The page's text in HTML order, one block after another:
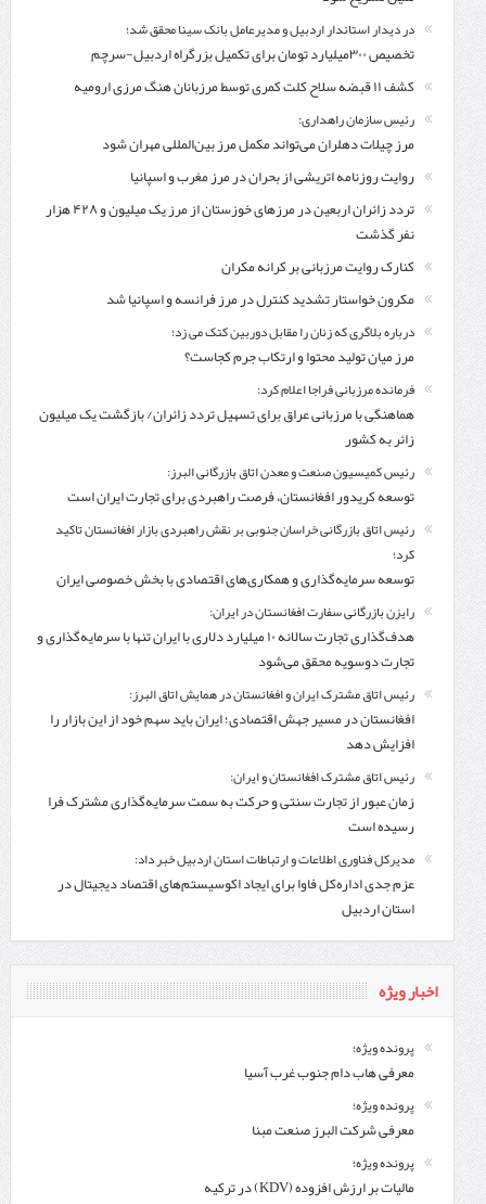
در دیدار استاندار اردبیل و مدیرعامل بانک سینا محقق شد؛
تخصیص ۳۰۰میلیارد تومان برای تکمیل بزرگراه اردبیل-سرچم
کشف ۱۱ قبضه سلاح کلت کمری توسط مرزبانان هنگ مرزی ارومیه
رئیس سازمان راهداری:
مرز چیلات دهلران می‌تواند مکمل مرز بین‌المللی مهران شود
روایت روزنامه اتریشی از بحران در مرز مغرب و اسپانیا
تردد زائران اربعین در مرزهای خوزستان از مرز یک میلیون و ۴۲۸ هزار
نفر گذشت
کنارک روایت مرزبانی بر کرانه مکران
مکرون خواستار تشدید کنترل‌ در مرز فرانسه و اسپانیا شد
درباره بلاگری که زنان را مقابل دوربین کتک می زد؛
مرز میان تولید محتوا و ارتکاب جرم کجاست؟
فرمانده مرزبانی فراجا اعلام کرد:
هماهنگی با مرزبانی عراق برای تسهیل تردد زائران/ بازگشت یک میلیون
زائر به کشور
رئیس کمیسیون صنعت و معدن اتاق بازرگانی البرز:
توسعه کریدور افغانستان، فرصت راهبردی برای تجارت ایران است
رئیس اتاق بازرگانی خراسان جنوبی بر نقش راهبردی بازار افغانستان تاکید
کرد؛
توسعه سرمایه‌گذاری و همکاری‌های اقتصادی با بخش خصوصی ایران
رایزن بازرگانی سفارت افغانستان در ایران:
هدف‌گذاری تجارت سالانه ۱۰ میلیارد دلاری با ایران تنها با سرمایه‌گذاری و
تجارت دوسویه محقق می‌شود
رئیس اتاق مشترک ایران و افغانستان در همایش اتاق البرز:
افغانستان در مسیر جهش اقتصادی؛ ایران باید سهم خود از این بازار را
افزایش دهد
رئیس اتاق مشترک افغانستان و ایران:
زمان عبور از تجارت سنتی و حرکت به سمت سرمایه‌گذاری مشترک فرا
رسیده است
مدیرکل فناوری اطلاعات و ارتباطات استان اردبیل خبر داد:
عزم جدی اداره‌کل فاوا برای ایجاد اکوسیستم‌های اقتصاد دیجیتال در
استان اردبیل
اخبار ویژه
پرونده ویژه؛
معرفی هاب دام جنوب غرب آسیا
پرونده ویژه؛
معرفی شركت البرز صنعت مبنا
پرونده ویژه؛
مالیات بر ارزش افزوده (KDV) در ترکیه